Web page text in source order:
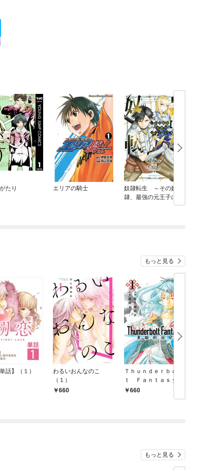
たり エリアの騎士
奴隷転生 ～その奴
隷、最強の元王子につ
もっと見る
話】（１）
わるいおんなのこ
（１）
660
Ｔｈｕｎｄｅｒｂｏｌ
ｔ Ｆａｎｔａｓｙ
東離劍遊紀（１）
660
もっと見る